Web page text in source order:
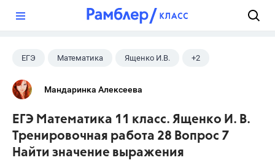
ЕГЭ Математика Ященко И.В. +2
Семенов А.В.
Мандаринка Алексеева
ЕГЭ Математика 11 класс. Ященко И. В.
Тренировочная работа 28 Вопрос 7
Найти значение выражения